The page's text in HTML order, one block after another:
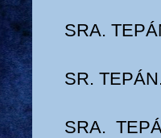
SRA.
SR.
SRA.